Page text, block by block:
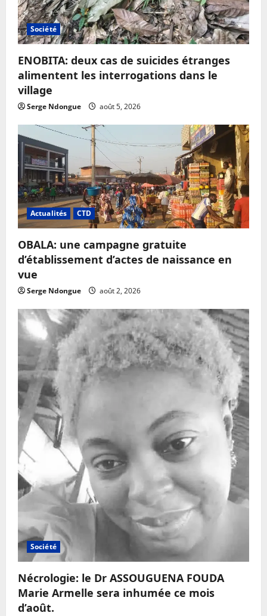
Société
ENOBITA: deux cas de suicides étranges
alimentent les interrogations dans le
village
Serge Ndongue août 5, 2026
Actualités CTD
OBALA: une campagne gratuite
d’établissement d’actes de naissance en
vue
Serge Ndongue août 2, 2026
Société
Nécrologie: le Dr ASSOUGUENA FOUDA
Marie Armelle sera inhumée ce mois
d’août.